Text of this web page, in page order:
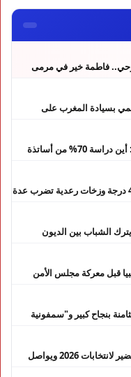
فاطمة خير في مرمى
بسيادة المغرب على
النقابة الوطنية للتعليم تُحرج التويزي: أين دراسة 70% من أساتذة
نشرة إنذارية.. موجة حر تصل إلى 47 درجة وزخات رعدية تضرب عدة
الشباب بين الديون
قبل معركة مجلس الأمن
بنجاح كبير و"سمفونية
لفتيت.. رجل الداخلية الذي يقود التحضير لانتخابات 2026 ويواصل